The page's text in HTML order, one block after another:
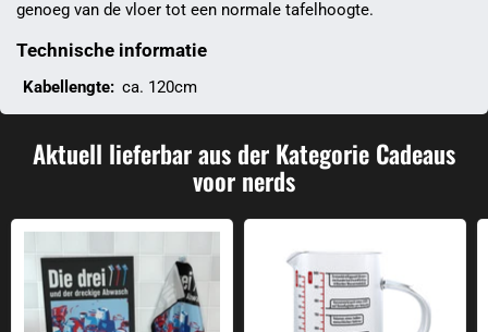
genoeg van de vloer tot een normale tafelhoogte.
Technische informatie
Kabellengte: ca. 120cm
Aktuell lieferbar aus der Kategorie Cadeaus
voor nerds